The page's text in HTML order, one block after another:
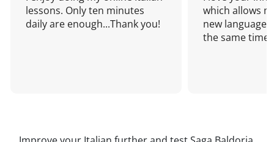
lessons. Only ten minutes
daily are enough...Thank you!
which allows
new language
the same time!